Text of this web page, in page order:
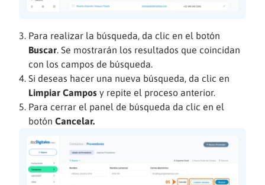
Para realizar la búsqueda, da clic en el botón
Buscar. Se mostrarán los resultados que coincidan
con los campos de búsqueda.
Si deseas hacer una nueva búsqueda, da clic en
Limpiar Campos y repite el proceso anterior.
Para cerrar el panel de búsqueda da clic en el
botón Cancelar.